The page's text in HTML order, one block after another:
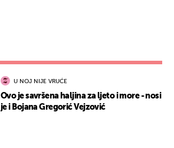
U NOJ NIJE VRUĆE
Ovo je savršena haljina za ljeto i more - nosi
je i Bojana Gregorić Vejzović